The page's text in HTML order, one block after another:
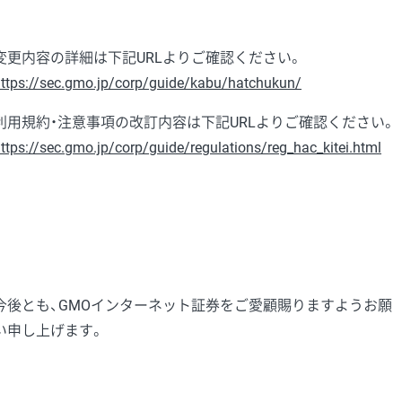
更内容の詳細は下記URLよりご確認ください。
sec.gmo.jp/corp/guide/kabu/hatchukun/
用規約・注意事項の改訂内容は下記URLよりご確認ください。
sec.gmo.jp/corp/guide/regulations/reg_hac_kitei.html
後とも、GMOインターネット証券をご愛顧賜りますようお願
申し上げます。